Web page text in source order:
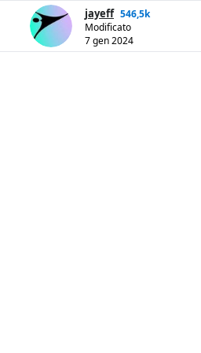
jayeff 546,5k
Modificato
7 gen 2024